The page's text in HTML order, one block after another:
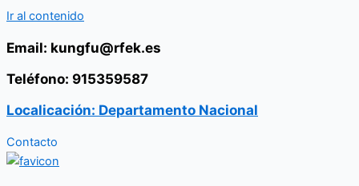
Ir al contenido
Email: kungfu@rfek.es
Teléfono: 915359587
Localicación: Departamento Nacional
Contacto